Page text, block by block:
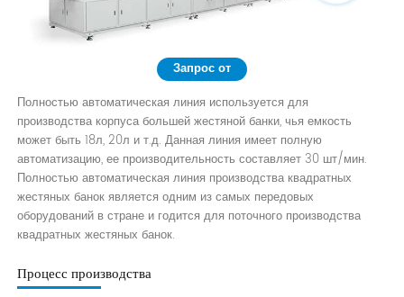
Запрос от
Полностью автоматическая линия используется для
производства корпуса большей жестяной банки, чья емкость
может быть 18л, 20л и т.д. Данная линия имеет полную
автоматизацию, ее производительность составляет 30 шт/мин.
Полностью автоматическая линия производства квадратных
жестяных банок является одним из самых передовых
оборудований в стране и годится для поточного производства
квадратных жестяных банок.
Процесс производства